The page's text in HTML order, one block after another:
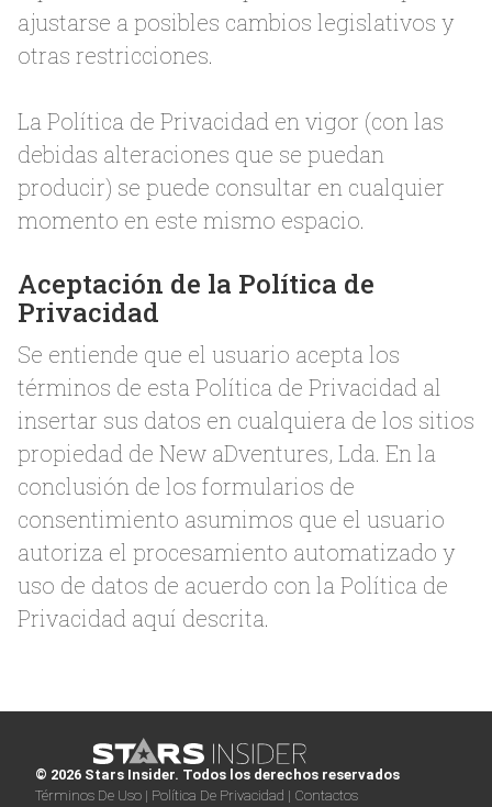
ajustarse a posibles cambios legislativos y
otras restricciones.
La Política de Privacidad en vigor (con las
debidas alteraciones que se puedan
producir) se puede consultar en cualquier
momento en este mismo espacio.
Aceptación de la Política de
Privacidad
Se entiende que el usuario acepta los
términos de esta Política de Privacidad al
insertar sus datos en cualquiera de los sitios
propiedad de New aDventures, Lda. En la
conclusión de los formularios de
consentimiento asumimos que el usuario
autoriza el procesamiento automatizado y
uso de datos de acuerdo con la Política de
Privacidad aquí descrita.
© 2026 Stars Insider. Todos los derechos reservados
Términos De Uso | Política De Privacidad | Contactos